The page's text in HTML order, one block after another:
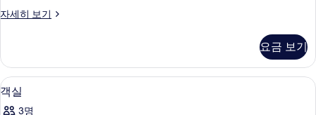
금
(Vintage
Motorhome)
사
진
자세히 보기
이
트
윈
룸,
금
요금 보기
객
실
4
객실
3명